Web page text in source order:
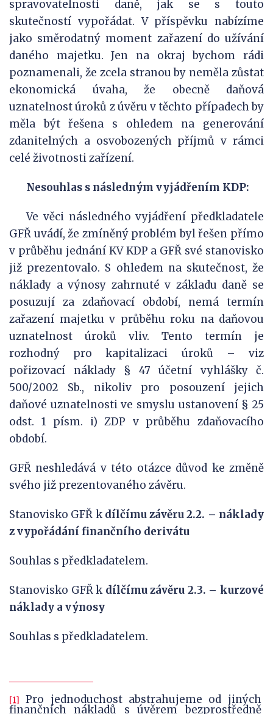
spravovatelnosti daně, jak se s touto
skutečností vypořádat. V příspěvku nabízíme
jako směrodatný moment zařazení do užívání
daného majetku. Jen na okraj bychom rádi
poznamenali, že zcela stranou by neměla zůstat
ekonomická úvaha, že obecně daňová
uznatelnost úroků z úvěru v těchto případech by
měla být řešena s ohledem na generování
zdanitelných a osvobozených příjmů v rámci
celé životnosti zařízení.
Nesouhlas s následným vyjádřením KDP:
Ve věci následného vyjádření předkladatele
GFŘ uvádí, že zmíněný problém byl řešen přímo
v průběhu jednání KV KDP a GFŘ své stanovisko
již prezentovalo. S ohledem na skutečnost, že
náklady a výnosy zahrnuté v základu daně se
posuzují za zdaňovací období, nemá termín
zařazení majetku v průběhu roku na daňovou
uznatelnost úroků vliv. Tento termín je
rozhodný pro kapitalizaci úroků – viz
pořizovací náklady § 47 účetní vyhlášky č.
500/2002 Sb., nikoliv pro posouzení jejich
daňové uznatelnosti ve smyslu ustanovení § 25
odst. 1 písm. i) ZDP v průběhu zdaňovacího
období.
GFŘ neshledává v této otázce důvod ke změně
svého již prezentovaného závěru.
Stanovisko GFŘ kdílčímu závěru 2.2. – náklady
z vypořádání finančního derivátu
Souhlas s předkladatelem.
Stanovisko GFŘ k dílčímu závěru 2.3. – kurzové
náklady a výnosy
Souhlas s předkladatelem.
[1] Pro jednoduchost abstrahujeme od jiných
finančních nákladů s úvěrem bezprostředně